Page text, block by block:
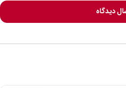
دیدگاه